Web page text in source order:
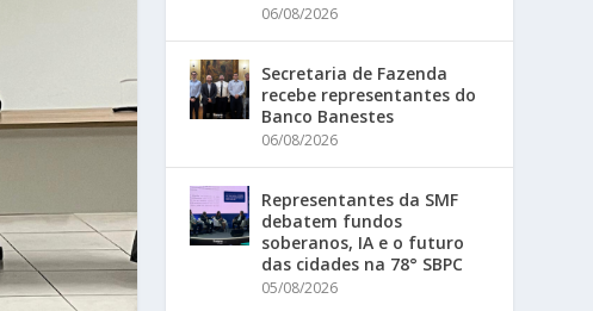
06/08/2026
Secretaria de Fazenda
recebe representantes do
Banco Banestes
06/08/2026
Representantes da SMF
debatem fundos
soberanos, IA e o futuro
das cidades na 78° SBPC
05/08/2026